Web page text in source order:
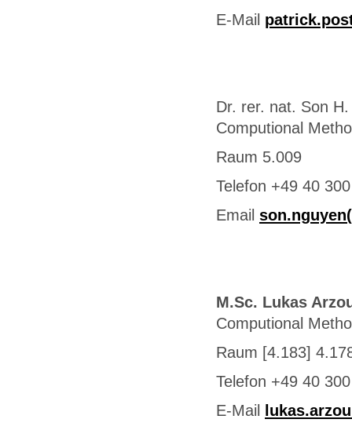
E-Mail
Dr. rer. nat. Son
Computional
Raum 5.009
Telefon +49 40
Email
M.Sc. Lukas
Computional
Raum [4.183]
Telefon +49 40
E-Mail